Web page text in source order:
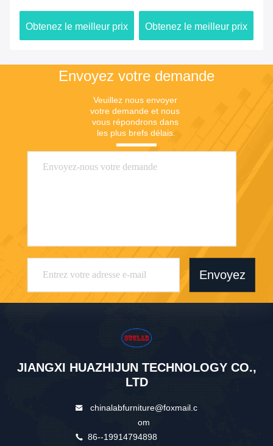
mur de Multiscene double
Obtenez le meilleur prix
imperméable d'île pour le
laboratoire
Obtenez le meilleur prix
Envoyez votre demande
Veuillez nous envoyer
votre demande et nous
vous répondrons dans
les plus brefs délais.
Envoyez
JIANGXI HUAZHIJUN TECHNOLOGY CO.,
LTD
chinalabfurniture@foxmail.c
om
86--19914794898